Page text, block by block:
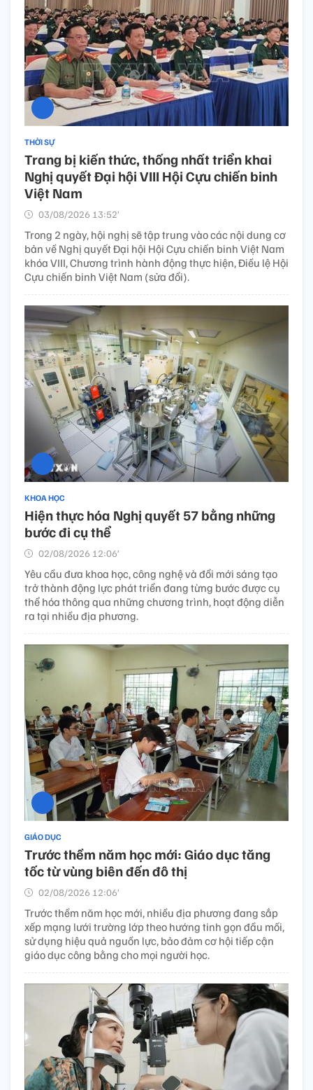
THỜI SỰ
Trang bị kiến thức, thống nhất triển khai
Nghị quyết Đại hội VIII Hội Cựu chiến binh
Việt Nam
03/08/2026 13:52’
Trong 2 ngày, hội nghị sẽ tập trung vào các nội dung cơ
bản về Nghị quyết Đại hội Hội Cựu chiến binh Việt Nam
khóa VIII, Chương trình hành động thực hiện, Điều lệ Hội
Cựu chiến binh Việt Nam (sửa đổi).
KHOA HỌC
Hiện thực hóa Nghị quyết 57 bằng những
bước đi cụ thể
02/08/2026 12:06’
Yêu cầu đưa khoa học, công nghệ và đổi mới sáng tạo
trở thành động lực phát triển đang từng bước được cụ
thể hóa thông qua những chương trình, hoạt động diễn
ra tại nhiều địa phương.
GIÁO DỤC
Trước thềm năm học mới: Giáo dục tăng
tốc từ vùng biên đến đô thị
02/08/2026 12:06’
Trước thềm năm học mới, nhiều địa phương đang sắp
xếp mạng lưới trường lớp theo hướng tinh gọn đầu mối,
sử dụng hiệu quả nguồn lực, bảo đảm cơ hội tiếp cận
giáo dục công bằng cho mọi người học.